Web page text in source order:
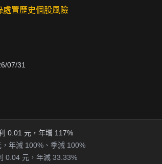
處置歷史個股風險
07/31
0.01 元，年增 117%
年減 100%、季減 100%
0.04 元，年減 33.33%